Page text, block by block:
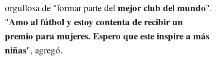
orgullosa de "formar parte del mejor club del mundo".
"Amo al fútbol y estoy contenta de recibir un
premio para mujeres. Espero que este inspire a más
niñas", agregó.